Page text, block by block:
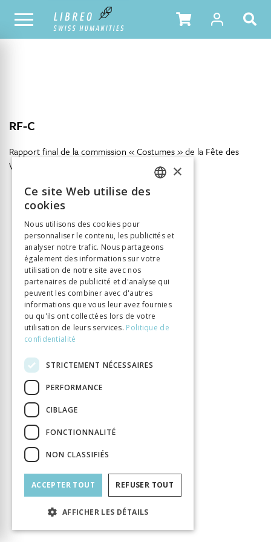
NOTRE CATALOGUE TABLE DES MATIÈRES
RF-C
Rapport final de la commission « Costumes » de la Fête des
Vignerons 1999, 23 juin 2005.
INFORMATION
Auteur
Vinck Dominique
Éditeur
Antipodes
9782889019823
Langue
Français
Nombre de pages
358
Parution
3 oct. 2019
Type de livre
10.33056/ANTIPODES.11711
ITALIAN
×
Ce site Web utilise des
cookies
Nous utilisons des cookies pour
personnaliser le contenu, les publicités et
analyser notre trafic. Nous partageons
également des informations sur votre
utilisation de notre site avec nos
partenaires de publicité et d'analyse qui
peuvent les combiner avec d'autres
informations que vous leur avez fournies
ou qu'ils ont collectées lors de votre
utilisation de leurs services. Politique de
confidentialité
STRICTEMENT NÉCESSAIRES
PERFORMANCE
CIBLAGE
FONCTIONNALITÉ
NON CLASSIFIÉS
ACCEPTER TOUT REFUSER TOUT
AFFICHER LES DÉTAILS